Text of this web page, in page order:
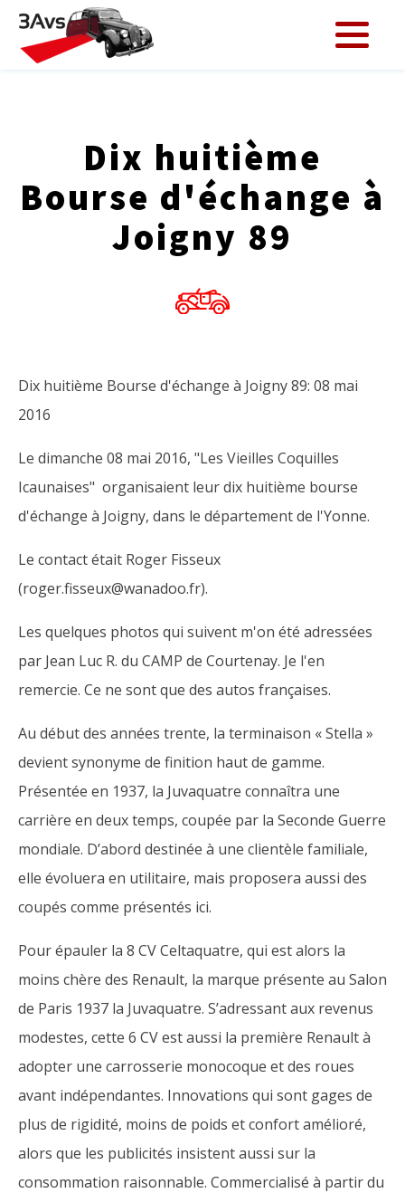
Dix huitième
Bourse d'échange à
Joigny 89
Dix huitième Bourse d'échange à Joigny 89: 08 mai
2016
Le dimanche 08 mai 2016, "Les Vieilles Coquilles
Icaunaises" organisaient leur dix huitième bourse
d'échange à Joigny, dans le département de l'Yonne.
Le contact était Roger Fisseux
(roger.fisseux@wanadoo.fr).
Les quelques photos qui suivent m'on été adressées
par Jean Luc R. du CAMP de Courtenay. Je l'en
remercie. Ce ne sont que des autos françaises.
Au début des années trente, la terminaison « Stella »
devient synonyme de finition haut de gamme.
Présentée en 1937, la Juvaquatre connaîtra une
carrière en deux temps, coupée par la Seconde Guerre
mondiale. D’abord destinée à une clientèle familiale,
elle évoluera en utilitaire, mais proposera aussi des
coupés comme présentés ici.
Pour épauler la 8 CV Celtaquatre, qui est alors la
moins chère des Renault, la marque présente au Salon
de Paris 1937 la Juvaquatre. S’adressant aux revenus
modestes, cette 6 CV est aussi la première Renault à
adopter une carrosserie monocoque et des roues
avant indépendantes. Innovations qui sont gages de
plus de rigidité, moins de poids et confort amélioré,
alors que les publicités insistent aussi sur la
consommation raisonnable. Commercialisé à partir du